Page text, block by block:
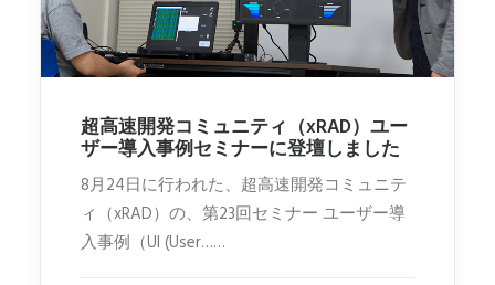
超高速開発コミュニティ（xRAD）ユー
ザー導入事例セミナーに登壇しました
8月24日に行われた、超高速開発コミュニテ
ィ（xRAD）の、第23回セミナー ユーザー導
入事例（UI (User……